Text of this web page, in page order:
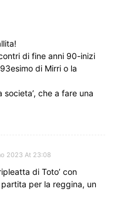
di fine anni 90-inizi
di Mirri o la
che a fare una
2023 At 23:08
di Toto’ con
per la reggina, un